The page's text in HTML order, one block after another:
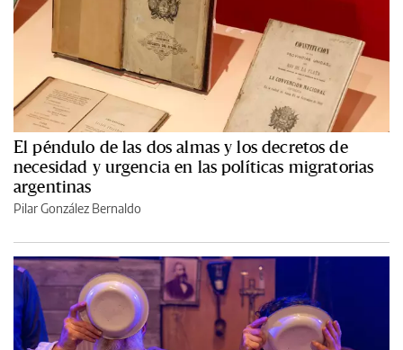
El péndulo de las dos almas y los decretos de
necesidad y urgencia en las políticas migratorias
argentinas
Pilar González Bernaldo